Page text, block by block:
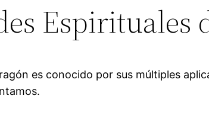
Espirituales
es conocido por sus múltiples